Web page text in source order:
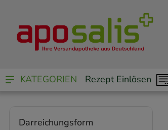
KATEGORIEN Rezept Einlösen
Darreichungsform